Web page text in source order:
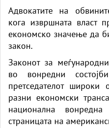
Адвокатите на
кога извршната власт
економско значење да
закон.
Законот за
во вонредни
претседателот широки
разни економски
национална
страницата на